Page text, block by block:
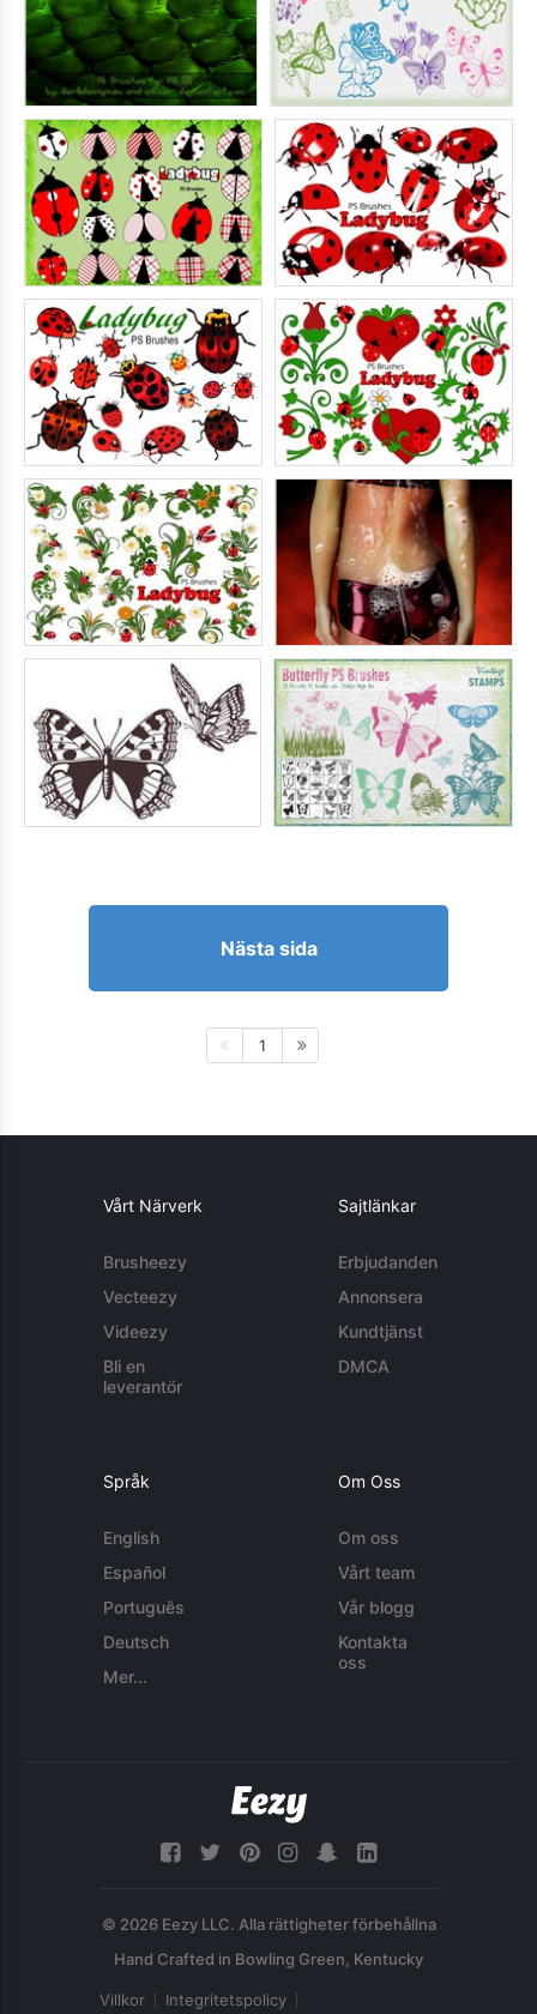
Nästa sida
1
Vårt Närverk
Brusheezy
Vecteezy
Videezy
Bli en
leverantör
Sajtlänkar
Erbjudanden
Annonsera
Kundtjänst
DMCA
Språk
English
Español
Português
Deutsch
Mer...
Om Oss
Om oss
Vårt team
Vår blogg
Kontakta
oss
© 2026 Eezy LLC. Alla rättigheter förbehållna
Villkor Integritetspolicy